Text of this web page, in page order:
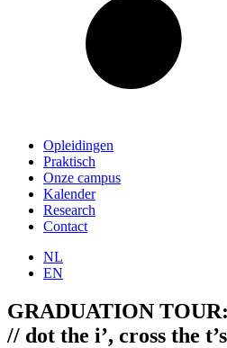
Opleidingen
Praktisch
Onze campus
Kalender
Research
Contact
NL
EN
GRADUATION
// dot the i’, cross the t’s